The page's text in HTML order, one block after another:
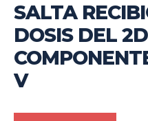
SALTA
DOSIS DEL
V